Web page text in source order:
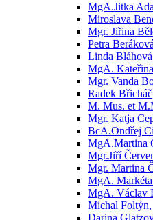
MgA.Jitka
Miroslava
Mgr. Jiřina
Petra Beráková
Linda
MgA.
Mgr. Vanda
Radek Břicháč
M. Mus. et
Mgr. Katja
BcA.Ondřej
MgA.Martina
Mgr.Jiří
Mgr. Martina
MgA.
MgA. Václav
Michal
Darina